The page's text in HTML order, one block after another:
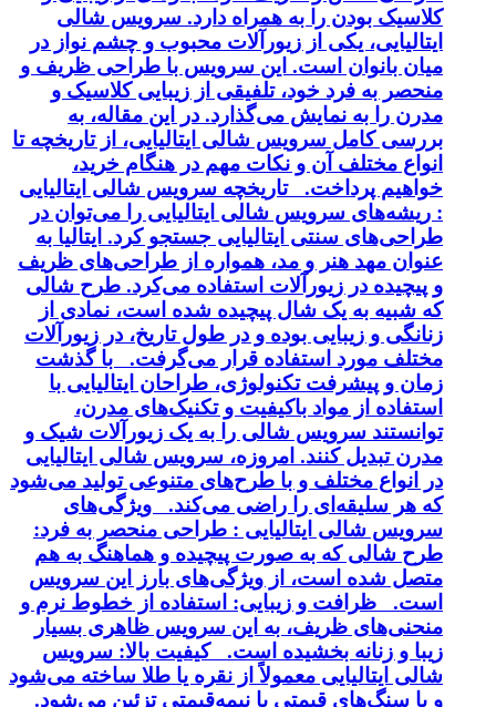
کلاسیک بودن را به همراه دارد. سرویس شالی
ایتالیایی، یکی از زیورآلات محبوب و چشم نواز در
میان بانوان است. این سرویس با طراحی ظریف و
منحصر به فرد خود، تلفیقی از زیبایی کلاسیک و
مدرن را به نمایش می‌گذارد. در این مقاله، به
بررسی کامل سرویس شالی ایتالیایی، از تاریخچه تا
انواع مختلف آن و نکات مهم در هنگام خرید،
خواهیم پرداخت. تاریخچه سرویس شالی ایتالیایی
: ریشه‌های سرویس شالی ایتالیایی را می‌توان در
طراحی‌های سنتی ایتالیایی جستجو کرد. ایتالیا به
عنوان مهد هنر و مد، همواره از طراحی‌های ظریف
و پیچیده در زیورآلات استفاده می‌کرد. طرح شالی
که شبیه به یک شال پیچیده شده است، نمادی از
زنانگی و زیبایی بوده و در طول تاریخ، در زیورآلات
مختلف مورد استفاده قرار می‌گرفت. با گذشت
زمان و پیشرفت تکنولوژی، طراحان ایتالیایی با
استفاده از مواد باکیفیت و تکنیک‌های مدرن،
توانستند سرویس شالی را به یک زیورآلات شیک و
مدرن تبدیل کنند. امروزه، سرویس شالی ایتالیایی
در انواع مختلف و با طرح‌های متنوعی تولید می‌شود
که هر سلیقه‌ای را راضی می‌کند. ویژگی‌های
سرویس شالی ایتالیایی : طراحی منحصر به فرد:
طرح شالی که به صورت پیچیده و هماهنگ به هم
متصل شده است، از ویژگی‌های بارز این سرویس
است. ظرافت و زیبایی: استفاده از خطوط نرم و
منحنی‌های ظریف، به این سرویس ظاهری بسیار
زیبا و زنانه بخشیده است. کیفیت بالا: سرویس
شالی ایتالیایی معمولاً از نقره یا طلا ساخته می‌شود
و با سنگ‌های قیمتی یا نیمه‌قیمتی تزئین می‌شود.